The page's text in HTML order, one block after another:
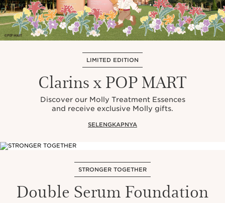
LIMITED EDITION
Clarins x POP MART
Discover our Molly Treatment Essences
and receive exclusive Molly gifts.
SELENGKAPNYA
STRONGER TOGETHER
Double Serum Foundation